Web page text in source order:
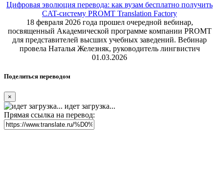
Цифровая эволюция перевода: как вузам бесплатно получить
CAT-систему PROMT Translation Factory
18 февраля 2026 года прошел очередной вебинар,
посвященный Академической программе компании PROMT
для представителей высших учебных заведений. Вебинар
провела Наталья Железняк, руководитель лингвистич
01.03.2026
Поделиться переводом
×
идет загрузка...
Прямая ссылка на перевод: